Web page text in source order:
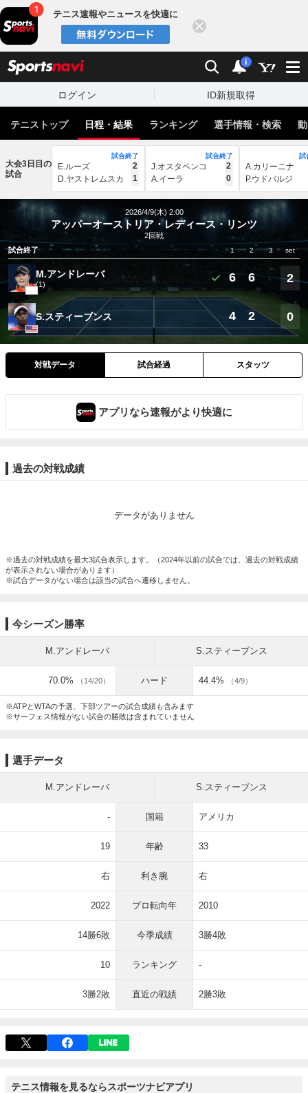
テニス速報やニュースを快適に
検索 通知
i
ログイン ID新規取得
テニストップ 日程・結果 ランキング 選手情報・検索
大会3日目の
試合
試合終了
E.ルーズ
2
D.ヤストレムスカ
1
試合終了
J.オスタペンコ
2
A.イーラ
0
試
A.カリーニナ
P.ウドバルジ
2026/4/9(木) 2:00
アッパーオーストリア・レディース・リンツ
2回戦
試合終了
1 2 3 set
M.アンドレーバ
(1) 6 6 2
S.スティーブンス 4 2 0
対戦データ 試合経過 スタッツ
アプリなら速報がより快適に
過去の対戦成績
データがありません
※過去の対戦成績を最大3試合表示します。（2024年以前の試合では、過去の対戦成績
が表示されない場合があります）
※試合データがない場合は該当の試合へ遷移しません。
今シーズン勝率
M.アンドレーバ S.スティーブンス
70.0% （14/20） ハード 44.4% （4/9）
※ATPとWTAの予選、下部ツアーの試合成績も含みます
※サーフェス情報がない試合の勝敗は含まれていません
選手データ
M.アンドレーバ S.スティーブンス
- 国籍 アメリカ
19 年齢 33
右 利き腕 右
2022 プロ転向年 2010
14勝6敗 今季成績 3勝4敗
10 ランキング -
3勝2敗 直近の戦績 2勝3敗
テニス情報を見るならスポーツナビアプリ